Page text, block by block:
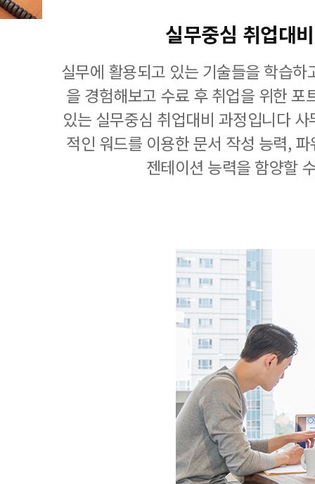
실무중심 취업대
실무에 활용되고 있는 기술들을 학습
을 경험해보고 수료 후 취업을 위한 포
있는 실무중심 취업대비 과정입니다
적인 워드를 이용한 문서 작성 능력,
젠테이션 능력을 함양할